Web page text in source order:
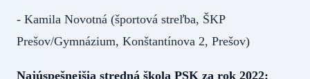
- Kamila Novotná (športová streľba, ŠKP
Prešov/Gymnázium, Konštantínova 2, Prešov)
Najúspešnejšia stredná škola PSK za rok 2022: